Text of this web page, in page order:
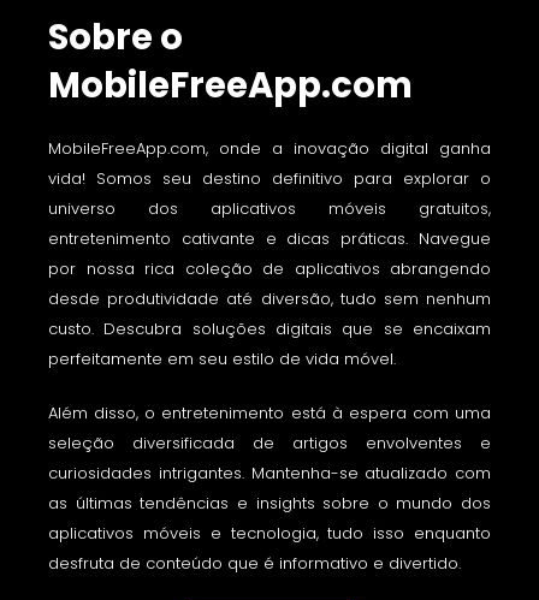
Sobre o
MobileFreeApp.com
MobileFreeApp.com, onde a inovação digital ganha
vida! Somos seu destino definitivo para explorar o
universo dos aplicativos móveis gratuitos,
entretenimento cativante e dicas práticas. Navegue
por nossa rica coleção de aplicativos abrangendo
desde produtividade até diversão, tudo sem nenhum
custo. Descubra soluções digitais que se encaixam
perfeitamente em seu estilo de vida móvel.
Além disso, o entretenimento está à espera com uma
seleção diversificada de artigos envolventes e
curiosidades intrigantes. Mantenha-se atualizado com
as últimas tendências e insights sobre o mundo dos
aplicativos móveis e tecnologia, tudo isso enquanto
desfruta de conteúdo que é informativo e divertido.